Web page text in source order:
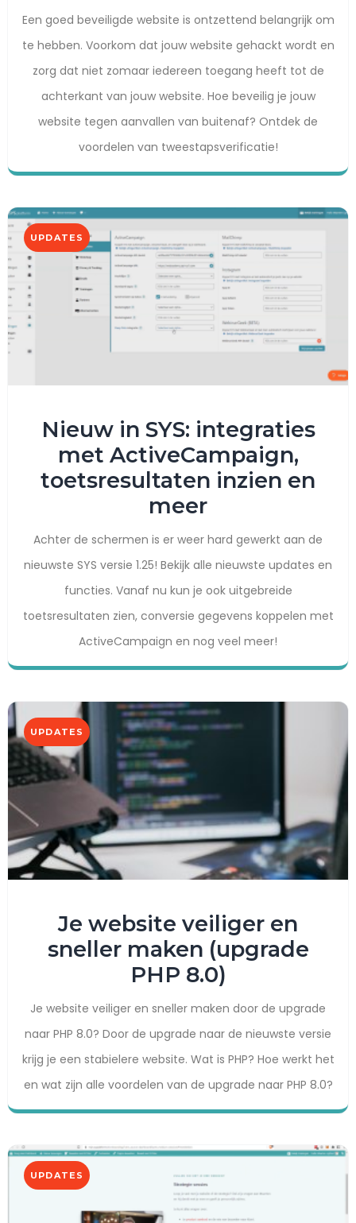
Een goed beveiligde website is ontzettend belangrijk om
te hebben. Voorkom dat jouw website gehackt wordt en
zorg dat niet zomaar iedereen toegang heeft tot de
achterkant van jouw website. Hoe beveilig je jouw
website tegen aanvallen van buitenaf? Ontdek de
voordelen van tweestapsverificatie!
UPDATES
Nieuw in SYS: integraties
met ActiveCampaign,
toetsresultaten inzien en
meer
Achter de schermen is er weer hard gewerkt aan de
nieuwste SYS versie 1.25! Bekijk alle nieuwste updates en
functies. Vanaf nu kun je ook uitgebreide
toetsresultaten zien, conversie gegevens koppelen met
ActiveCampaign en nog veel meer!
UPDATES
Je website veiliger en
sneller maken (upgrade
PHP 8.0)
Je website veiliger en sneller maken door de upgrade
naar PHP 8.0? Door de upgrade naar de nieuwste versie
krijg je een stabielere website. Wat is PHP? Hoe werkt het
en wat zijn alle voordelen van de upgrade naar PHP 8.0?
UPDATES